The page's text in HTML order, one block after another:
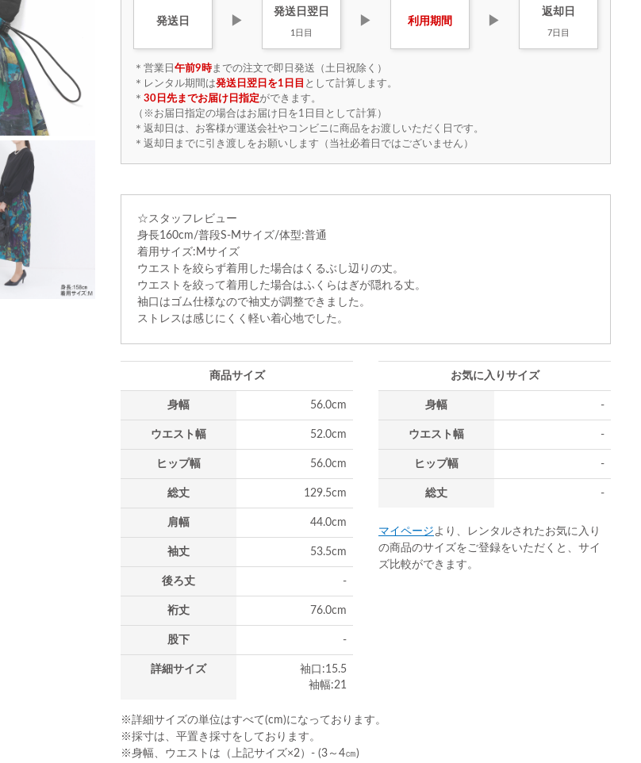
発送日 ▶
発送日 翌日
1日目
▶ 利用期間 ▶
返却日
7日目
＊営業日 午前9時までの注文で即日発送（土日祝除く）
＊レンタル期間は発送日翌日を1日目 として計算します。
＊ 30日先までお届け日指定ができます。
（※お届日指定の場合はお届け日を1日目として計算）
＊返却日は、お客様が運送会社やコンビニに商品をお渡しいただく日です。
＊返却日までに引き渡しをお願いします（当社必着日ではございません）
☆スタッフレビュー
身長160cm/普段S-Mサイズ/体型:普通
着用サイズ:Mサイズ
ウエストを絞らず着用した場合はくるぶし辺りの丈。
ウエストを絞って着用した場合はふくらはぎが隠れる丈。
袖口はゴム仕様なので袖丈が調整できました。
ストレスは感じにくく軽い着心地でした。
商品サイズ
身幅 56.0cm
ウエスト幅 52.0cm
ヒップ幅 56.0cm
総丈 129.5cm
肩幅 44.0cm
袖丈 53.5cm
後ろ丈 -
裄丈 76.0cm
股下 -
詳細サイズ
袖口:15.5
袖幅:21
お気に入りサイズ
身幅 -
ウエスト幅 -
ヒップ幅 -
総丈 -
マイページより、レンタルされたお気に入り
の商品のサイズをご登録をいただくと、サイ
ズ比較ができます。
※詳細サイズの単位はすべて(cm)になっております。
※採寸は、平置き採寸をしております。
※身幅、ウエストは（上記サイズ×2）- (3～4㎝)